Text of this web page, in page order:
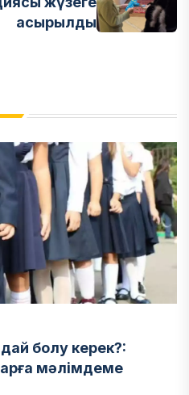
асырылды
болу керек?:
мәлімдеме